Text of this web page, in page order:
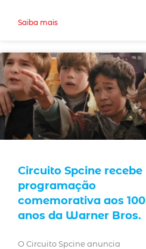
Saiba mais
Circuito Spcine recebe
programação
comemorativa aos 100
anos da Warner Bros.
O Circuito Spcine anuncia